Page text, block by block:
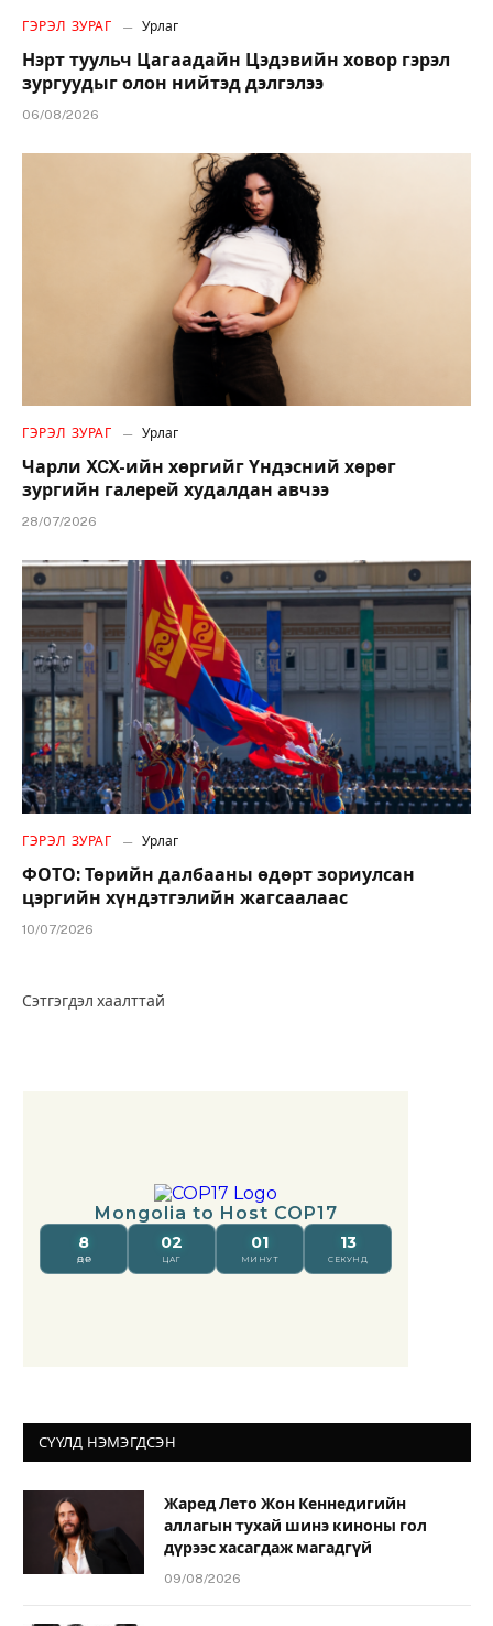
ГЭРЭЛ ЗУРАГ Урлаг
Нэрт туульч Цагаадайн Цэдэвийн ховор гэрэл
зургуудыг олон нийтэд дэлгэлээ
06/08/2026
ГЭРЭЛ ЗУРАГ Урлаг
Чарли XCX-ийн хөргийг Үндэсний хөрөг
зургийн галерей худалдан авчээ
28/07/2026
ГЭРЭЛ ЗУРАГ Урлаг
ФОТО: Төрийн далбааны өдөрт зориулсан
цэргийн хүндэтгэлийн жагсаалаас
10/07/2026
Сэтгэгдэл хаалттай
СҮҮЛД НЭМЭГДСЭН
Жаред Лето Жон Кеннедигийн
аллагын тухай шинэ киноны гол
дүрээс хасагдаж магадгүй
09/08/2026